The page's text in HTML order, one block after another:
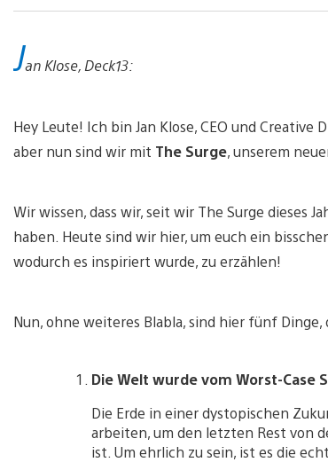
Jan Klose, Deck13:
Hey Leute! Ich bin Jan Klose, CEO und Creative
aber nun sind wir mit The Surge, unserem
Wir wissen, dass wir, seit wir The Surge dieses
haben. Heute sind wir hier, um euch ein
wodurch es inspiriert wurde, zu erzählen!
Nun, ohne weiteres Blabla, sind hier fünf
Die Welt wurde vom Worst-Case
Die Erde in einer dystopischen
arbeiten, um den letzten Rest von
ist. Um ehrlich zu sein, ist es die